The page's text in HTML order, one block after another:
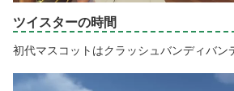
ツイスターの時間
初代マスコットはクラッシュバンディバン